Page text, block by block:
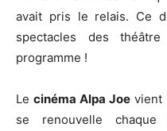
avait pris le relais. Ce
spectacles des
programme !
Lecinéma Alpa Joe vient
se renouvelle